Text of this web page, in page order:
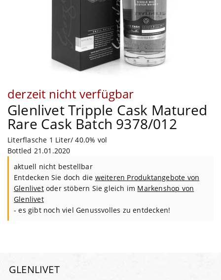
derzeit nicht verfügbar
Glenlivet Tripple Cask Matured
Rare Cask Batch 9378/012
Literflasche 1 Liter/ 40.0% vol
Bottled 21.01.2020
aktuell nicht bestellbar
Entdecken Sie doch die weiteren Produktangebote von
Glenlivetoder stöbern Sie gleich im Markenshop von
Glenlivet
- es gibt noch viel Genussvolles zu entdecken!
GLENLIVET